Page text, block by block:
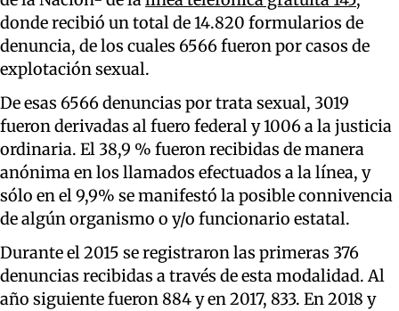
donde recibió un total de 14.820 formularios de
denuncia, de los cuales 6566 fueron por casos de
explotación sexual.
De esas 6566 denuncias por trata sexual, 3019
fueron derivadas al fuero federal y 1006 a la justicia
ordinaria. El 38,9 % fueron recibidas de manera
anónima en los llamados efectuados a la línea, y
sólo en el 9,9% se manifestó la posible connivencia
de algún organismo o y/o funcionario estatal.
Durante el 2015 se registraron las primeras 376
denuncias recibidas a través de esta modalidad. Al
año siguiente fueron 884 y en 2017, 833. En 2018 y